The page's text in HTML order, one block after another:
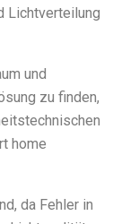
Lichtverteilung
und
zu finden,
home
da Fehler in